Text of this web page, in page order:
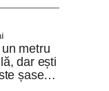
metru
dar ești
șase…